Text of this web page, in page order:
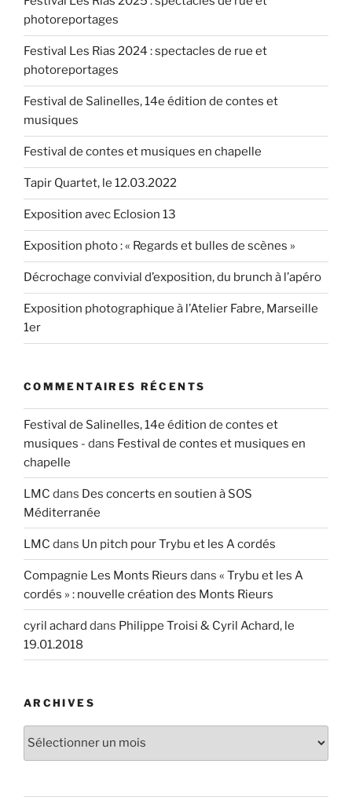
2015 »
photoreportages
Festival Les Rias 2024 : spectacles de rue et
photoreportages
Festival de Salinelles, 14e édition de contes et
musiques
Festival de contes et musiques en chapelle
Tapir Quartet, le 12.03.2022
Exposition avec Eclosion 13
Exposition photo : « Regards et bulles de scènes »
Décrochage convivial d’exposition, du brunch à l’apéro
Exposition photographique à l’Atelier Fabre, Marseille
1er
COMMENTAIRES RÉCENTS
Festival de Salinelles, 14e édition de contes et
musiques - dans Festival de contes et musiques en
chapelle
LMC dans Des concerts en soutien à SOS
Méditerranée
LMC dans Un pitch pour Trybu et les A cordés
Compagnie Les Monts Rieurs dans « Trybu et les A
cordés » : nouvelle création des Monts Rieurs
cyril achard dans Philippe Troisi & Cyril Achard, le
19.01.2018
ARCHIVES
Archives